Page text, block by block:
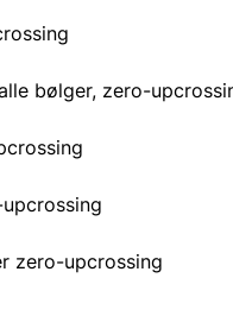
bølger, zero-
zero-upcrossing